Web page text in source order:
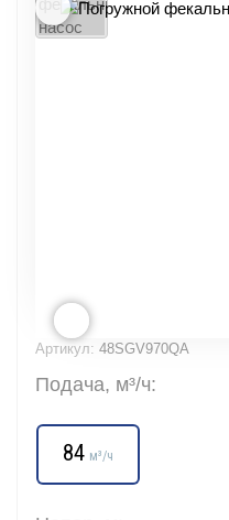
Артикул: 48SGV970QA
Подача, м³/ч:
84 м³/ч